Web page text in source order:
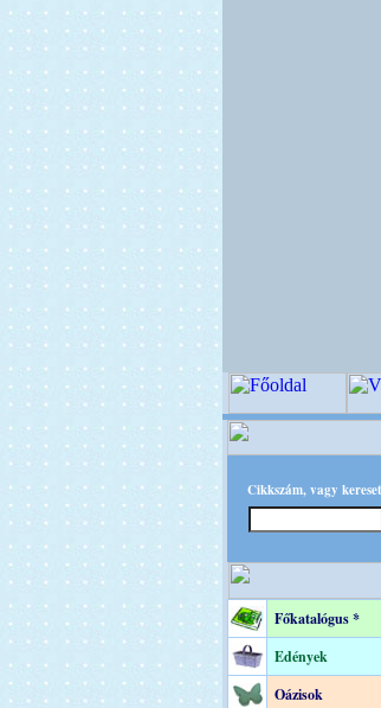
Cikkszám, vagy
Főkatalógus *
Edények
Oázisok
Virágkötészeti-,